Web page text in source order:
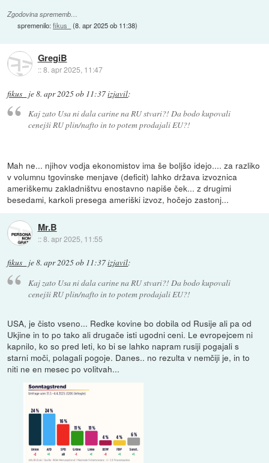
Zgodovina sprememb…
spremenilo:fikus_ (8. apr 2025 ob 11:38)
GregiB
::8. apr 2025, 11:47
fikus_ je8. apr 2025 ob 11:37izjavil:
Kaj zato Usa ni dala carine na RU stvari?! Da bodo kupovali
cenejši RU plin/nafto in to potem prodajali EU?!
Mah ne... njihov vodja ekonomistov ima še boljšo idejo.... za razliko
v volumnu tgovinske menjave (deficit) lahko država izvoznica
ameriškemu zakladništvu enostavno napiše ček... z drugimi
besedami, karkoli presega ameriški izvoz, hočejo zastonj...
Mr.B
::8. apr 2025, 11:55
fikus_ je8. apr 2025 ob 11:37izjavil:
Kaj zato Usa ni dala carine na RU stvari?! Da bodo kupovali
cenejši RU plin/nafto in to potem prodajali EU?!
USA, je čisto vseno... Redke kovine bo dobila od Rusije ali pa od
Ukjine in to po tako ali drugače isti ugodni ceni. Le evropejcem ni
kapnilo, ko so pred leti, ko bi se lahko napram rusiji pogajali s
starni moči, polagali pogoje. Danes.. no rezulta v nemčiji je, in to
niti ne en mesec po volitvah...